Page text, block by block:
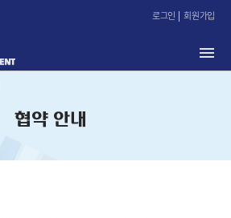
로그인 회원가입
협약 안내